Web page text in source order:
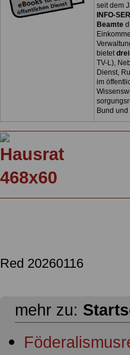
seit dem
INFO-
Beamte
bietet
TV-L),
Dienst,
im
Bund
Red 20260116
mehr zu: